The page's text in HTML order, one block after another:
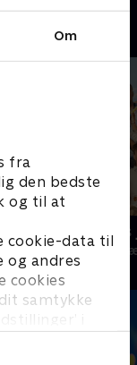
Om
fra
den bedste
og til at
cookie-data til
og andres
cookies
samtykke
i
24
TV-Shows • 1